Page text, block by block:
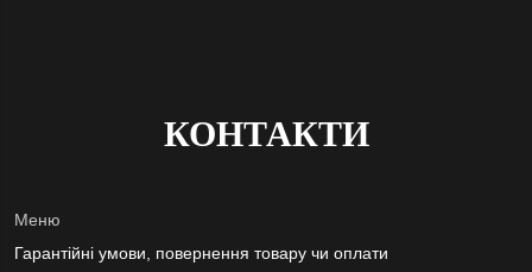
КОНТАКТИ
Меню
Гарантійні умови, повернення товару чи оплати